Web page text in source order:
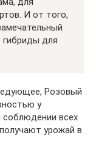
И от того,
для
Розовый
у
всех
урожай в